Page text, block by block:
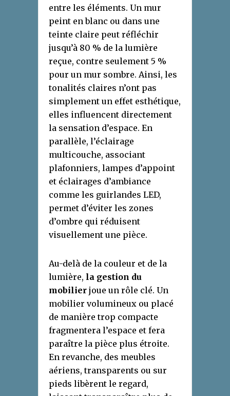
entre les éléments. Un mur
peint en blanc ou dans une
teinte claire peut réfléchir
jusqu’à 80 % de la lumière
reçue, contre seulement 5 %
pour un mur sombre. Ainsi, les
tonalités claires n’ont pas
simplement un effet esthétique,
elles influencent directement
la sensation d’espace. En
parallèle, l’éclairage
multicouche, associant
plafonniers, lampes d’appoint
et éclairages d’ambiance
comme les guirlandes LED,
permet d’éviter les zones
d’ombre qui réduisent
visuellement une pièce.
Au-delà de la couleur et de la
lumière, la gestion du
mobilier joue un rôle clé. Un
mobilier volumineux ou placé
de manière trop compacte
fragmentera l’espace et fera
paraître la pièce plus étroite.
En revanche, des meubles
aériens, transparents ou sur
pieds libèrent le regard,